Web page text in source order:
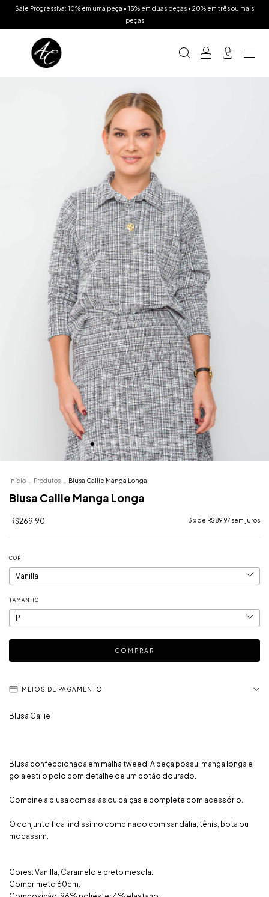
Sale Progressiva: 10% em uma peça • 15% em duas peças • 20% em três ou mais
peças
0
Início Produtos Blusa Callie Manga Longa
Blusa Callie Manga Longa
R$269,90 3 x de R$89,97 sem juros
COR
TAMANHO
MEIOS DE PAGAMENTO
Blusa Callie
Blusa confeccionada em malha tweed. A peça possui manga longa e
gola estilo polo com detalhe de um botão dourado.
Combine a blusa com saias ou calças e complete com acessório.
O conjunto fica lindissímo combinado com sandália, tênis, bota ou
mocassim.
Cores: Vanilla, Caramelo e preto mescla.
Comprimeto 60cm.